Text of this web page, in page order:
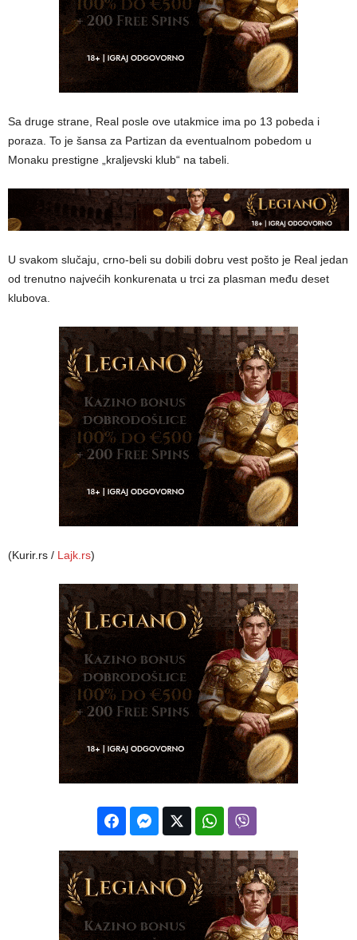
Sa druge strane, Real posle ove utakmice ima po 13 pobeda i
poraza. To je šansa za Partizan da eventualnom pobedom u
Monaku prestigne „kraljevski klub“ na tabeli.
U svakom slučaju, crno-beli su dobili dobru vest pošto je Real jedan
od trenutno najvećih konkurenata u trci za plasman među deset
klubova.
(Kurir.rs / Lajk.rs)